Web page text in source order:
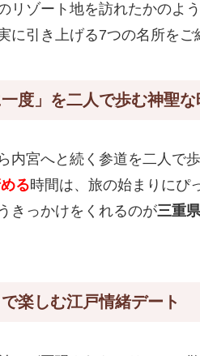
リゾート地を訪れたかのよ
に引き上げる7つの名所をご
度」を二人で歩む神聖な
内宮へと続く参道を二人で
る時間は、旅の始まりにぴ
きっかけをくれるのが三重
楽しむ江戸情緒デート